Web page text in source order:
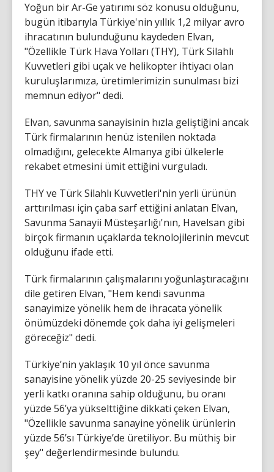
Yoğun bir Ar-Ge yatırımı söz konusu olduğunu,
bugün itibarıyla Türkiye'nin yıllık 1,2 milyar avro
ihracatının bulunduğunu kaydeden Elvan,
"Özellikle Türk Hava Yolları (THY), Türk Silahlı
Kuvvetleri gibi uçak ve helikopter ihtiyacı olan
kuruluşlarımıza, üretimlerimizin sunulması bizi
memnun ediyor" dedi.
Elvan, savunma sanayisinin hızla geliştiğini ancak
Türk firmalarının henüz istenilen noktada
olmadığını, gelecekte Almanya gibi ülkelerle
rekabet etmesini ümit ettiğini vurguladı.
THY ve Türk Silahlı Kuvvetleri'nin yerli ürünün
arttırılması için çaba sarf ettiğini anlatan Elvan,
Savunma Sanayii Müsteşarlığı'nın, Havelsan gibi
birçok firmanın uçaklarda teknolojilerinin mevcut
olduğunu ifade etti.
Türk firmalarının çalışmalarını yoğunlaştıracağını
dile getiren Elvan, "Hem kendi savunma
sanayimize yönelik hem de ihracata yönelik
önümüzdeki dönemde çok daha iyi gelişmeleri
göreceğiz" dedi.
Türkiye’nin yaklaşık 10 yıl önce savunma
sanayisine yönelik yüzde 20-25 seviyesinde bir
yerli katkı oranına sahip olduğunu, bu oranı
yüzde 56’ya yükselttiğine dikkati çeken Elvan,
"Özellikle savunma sanayine yönelik ürünlerin
yüzde 56’sı Türkiye’de üretiliyor. Bu müthiş bir
şey" değerlendirmesinde bulundu.